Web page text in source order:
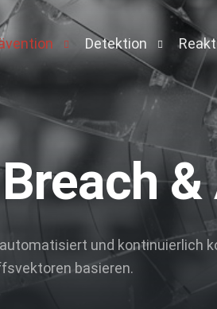
Directory Pentest
& Attack Simulation
Management
Management
Detektion
Managed Detection
Context Engine
und kontinuierlich
basieren.